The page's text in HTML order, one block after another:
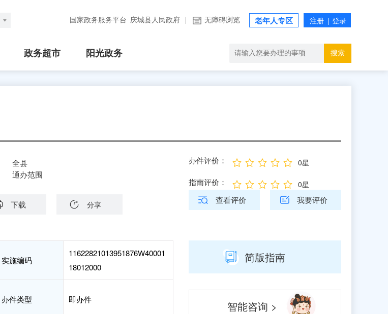
国家政务服务平台 庆城县人民政府 无障碍浏览 老年人专区
政务超市 阳光政务 搜索
全县
通办范围
下载 分享
办件评价： 0星
指南评价： 0星
查看评价 我要评价
实施编码
11622821013951876W40001
18012000
办件类型 即办件
简版指南
智能咨询 >